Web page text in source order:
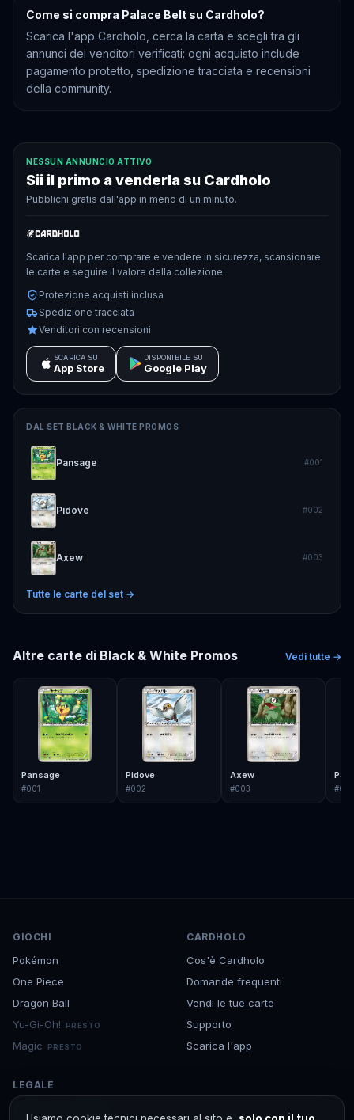
Come si compra Palace Belt su Cardholo?
Scarica l'app Cardholo, cerca la carta e scegli tra gli
annunci dei venditori verificati: ogni acquisto include
pagamento protetto, spedizione tracciata e recensioni
della community.
NESSUN ANNUNCIO ATTIVO
Sii il primo a venderla su Cardholo
Pubblichi gratis dall'app in meno di un minuto.
Scarica l'app per comprare e vendere in sicurezza, scansionare
le carte e seguire il valore della collezione.
Protezione acquisti inclusa
Spedizione tracciata
Venditori con recensioni
SCARICA SU
App Store
DISPONIBILE SU
Google Play
DAL SET BLACK & WHITE PROMOS
Pansage #001
Pidove #002
Axew #003
Tutte le carte del set →
Altre carte di Black & White Promos Vedi tutte →
Pansage
#001
Pidove
#002
Axew
#003 #
GIOCHI
Pokémon
One Piece
Dragon Ball
Yu-Gi-Oh!
PRESTO
Magic PRESTO
CARDHOLO
Cos'è Cardholo
Domande frequenti
Vendi le tue carte
Supporto
Scarica l'app
LEGALE